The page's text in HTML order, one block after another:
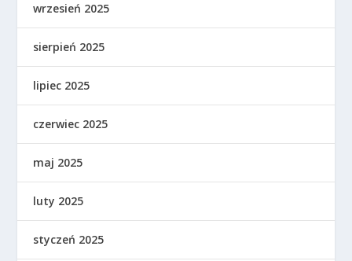
wrzesień 2025
sierpień 2025
lipiec 2025
czerwiec 2025
maj 2025
luty 2025
styczeń 2025